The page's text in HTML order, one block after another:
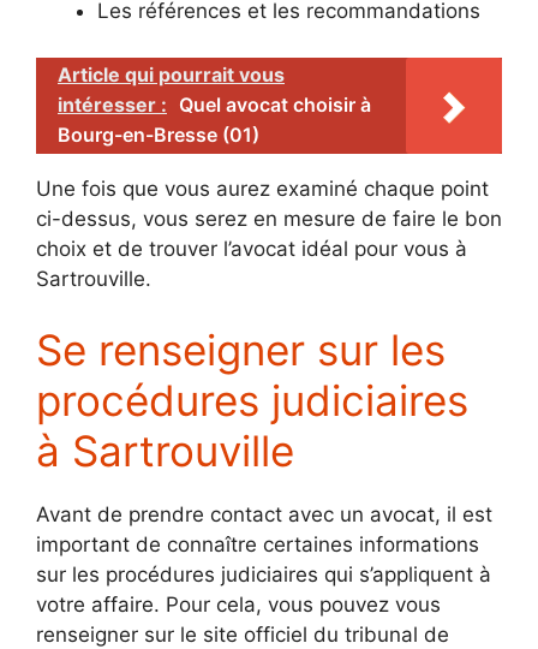
Les références et les recommandations
Article qui pourrait vous
intéresser : Quel avocat choisir à
Bourg-en-Bresse (01)
Une fois que vous aurez examiné chaque point
ci-dessus, vous serez en mesure de faire le bon
choix et de trouver l’avocat idéal pour vous à
Sartrouville.
Se renseigner sur les
procédures judiciaires
à Sartrouville
Avant de prendre contact avec un avocat, il est
important de connaître certaines informations
sur les procédures judiciaires qui s’appliquent à
votre affaire. Pour cela, vous pouvez vous
renseigner sur le site officiel du tribunal de